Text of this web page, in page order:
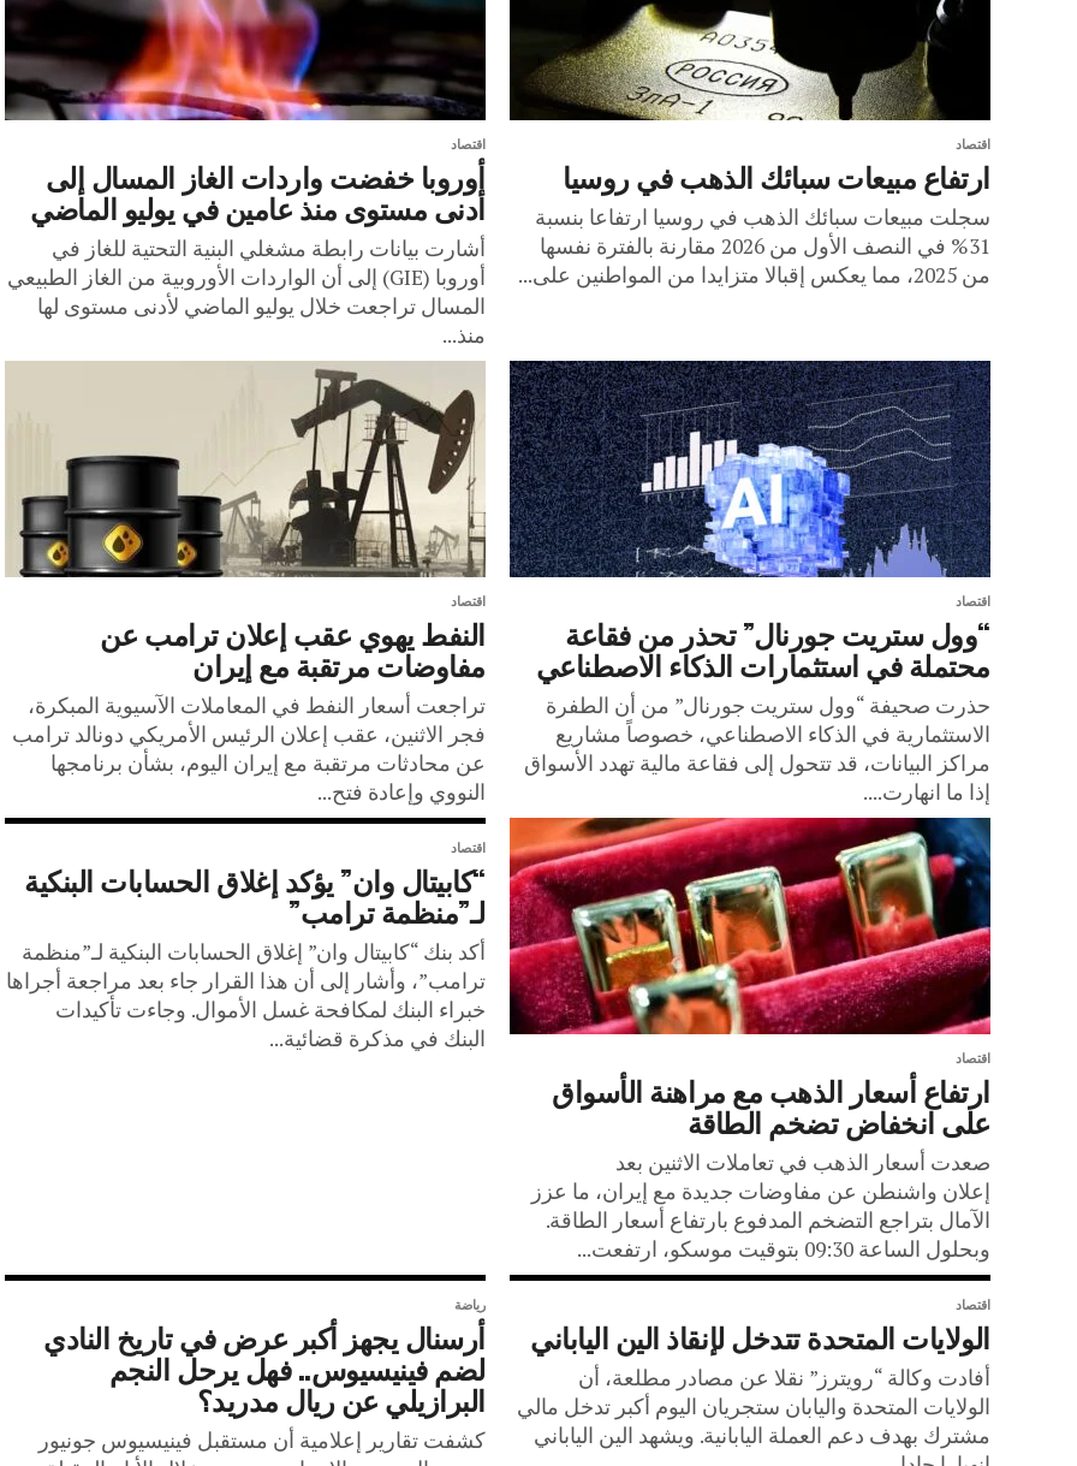
اقتصاد
ارتفاع مبيعات سبائك الذهب في روسيا
سجلت مبيعات سبائك الذهب في روسيا ارتفاعا بنسبة
31% في النصف الأول من 2026 مقارنة بالفترة نفسها
من 2025، مما يعكس إقبالا متزايدا من المواطنين على...
اقتصاد
أوروبا خفضت واردات الغاز المسال إلى
أدنى مستوى منذ عامين في يوليو الماضي
أشارت بيانات رابطة مشغلي البنية التحتية للغاز في
أوروبا (GIE) إلى أن الواردات الأوروبية من الغاز الطبيعي
المسال تراجعت خلال يوليو الماضي لأدنى مستوى لها
منذ...
اقتصاد
“وول ستريت جورنال” تحذر من فقاعة
محتملة في استثمارات الذكاء الاصطناعي
حذرت صحيفة “وول ستريت جورنال” من أن الطفرة
الاستثمارية في الذكاء الاصطناعي، خصوصاً مشاريع
مراكز البيانات، قد تتحول إلى فقاعة مالية تهدد الأسواق
إذا ما انهارت....
اقتصاد
النفط يهوي عقب إعلان ترامب عن
مفاوضات مرتقبة مع إيران
تراجعت أسعار النفط في المعاملات الآسيوية المبكرة،
فجر الاثنين، عقب إعلان الرئيس الأمريكي دونالد ترامب
عن محادثات مرتقبة مع إيران اليوم، بشأن برنامجها
النووي وإعادة فتح...
اقتصاد
ارتفاع أسعار الذهب مع مراهنة الأسواق
على انخفاض تضخم الطاقة
صعدت أسعار الذهب في تعاملات الاثنين بعد
إعلان واشنطن عن مفاوضات جديدة مع إيران، ما عزز
الآمال بتراجع التضخم المدفوع بارتفاع أسعار الطاقة.
وبحلول الساعة 09:30 بتوقيت موسكو، ارتفعت...
اقتصاد
“كابيتال وان” يؤكد إغلاق الحسابات البنكية
لـ”منظمة ترامب”
أكد بنك “كابيتال وان” إغلاق الحسابات البنكية لـ”منظمة
ترامب”، وأشار إلى أن هذا القرار جاء بعد مراجعة أجراها
خبراء البنك لمكافحة غسل الأموال. وجاءت تأكيدات
البنك في مذكرة قضائية...
اقتصاد
الولايات المتحدة تتدخل لإنقاذ الين الياباني
أفادت وكالة “رويترز” نقلا عن مصادر مطلعة، أن
الولايات المتحدة واليابان ستجريان اليوم أكبر تدخل مالي
مشترك بهدف دعم العملة اليابانية. ويشهد الين الياباني
رياضة
أرسنال يجهز أكبر عرض في تاريخ النادي
لضم فينيسيوس.. فهل يرحل النجم
البرازيلي عن ريال مدريد؟
كشفت تقارير إعلامية أن مستقبل فينيسيوس جونيور